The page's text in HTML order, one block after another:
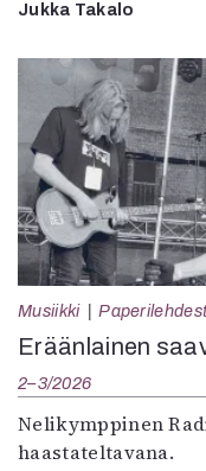
Jukka Takalo
Musiikki
Eräänlainen
2–3/2026
Nelikymppinen
haastateltavana.